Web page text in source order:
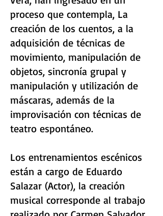
proceso que contempla, La
creación de los cuentos, a la
adquisición de técnicas de
movimiento, manipulación de
objetos, sincronía grupal y
manipulación y utilización de
máscaras, además de la
improvisación con técnicas de
teatro espontáneo.
Los entrenamientos escénicos
están a cargo de Eduardo
Salazar (Actor), la creación
musical corresponde al trabajo